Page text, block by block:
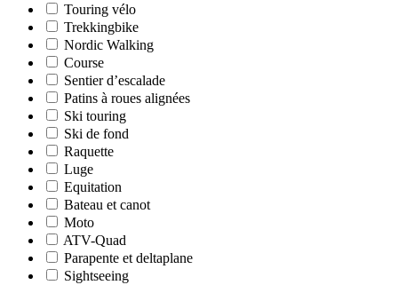
Touring vélo
Trekkingbike
Nordic Walking
Course
Sentier d’escalade
Patins à roues alignées
Ski touring
Ski de fond
Raquette
Luge
Equitation
Bateau et canot
Moto
ATV-Quad
Parapente et deltaplane
Sightseeing